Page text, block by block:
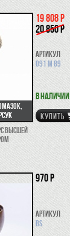
высшей
19 808 р
20 850 р
Артикул
091 M 89
В наличии
КУПИТЬ
970 р
Артикул
BS